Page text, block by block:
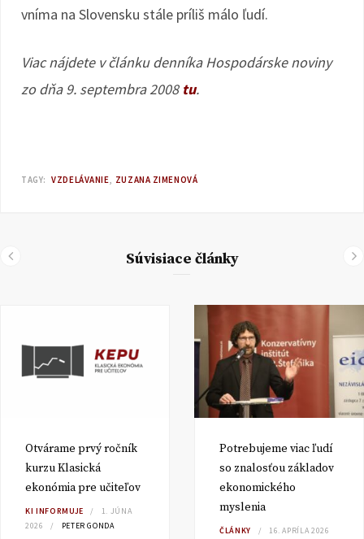
vníma na Slovensku stále príliš málo ľudí.
Viac nájdete v článku denníka Hospodárske noviny
zo dňa 9. septembra 2008 tu.
TAGY: VZDELÁVANIE ZUZANA ZIMENOVÁ
Súvisiace články
Otvárame prvý ročník
kurzu Klasická
ekonómia pre učiteľov
KI INFORMUJE
1. JÚNA
2026
PETER GONDA
Potrebujeme viac ľudí
so znalosťou základov
ekonomického
myslenia
ČLÁNKY
16. APRÍLA 2026